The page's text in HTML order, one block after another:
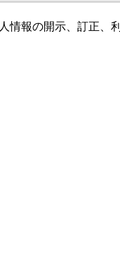
情報の開示、訂正、利